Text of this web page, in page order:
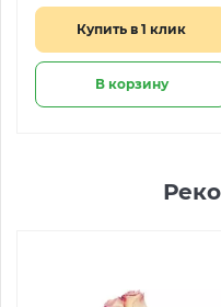
Купить в 1 клик
В корзину